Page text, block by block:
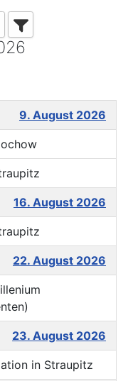
9. August 2026
16. August 2026
22. August 2026
23. August 2026
in Straupitz